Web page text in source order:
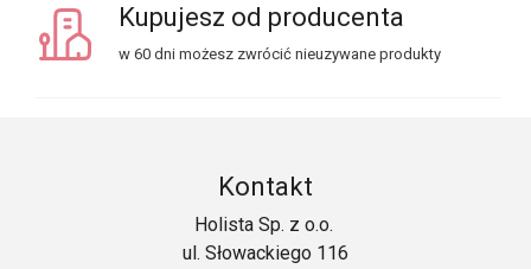
Kupujesz od producenta
w 60 dni możesz zwrócić nieuzywane produkty
Kontakt
Holista Sp. z o.o.
ul. Słowackiego 116